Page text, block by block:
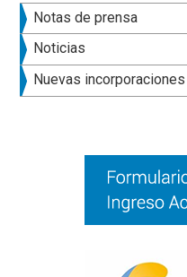
Barra
lateral
principal
Notas de prensa
Noticias
Nuevas incorporaciones